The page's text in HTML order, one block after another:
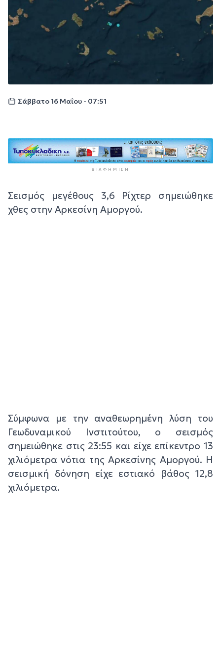
Σάββατο 16 Μαΐου - 07:51
ΔΙΑΦΉΜΙΣΗ
Σεισμός μεγέθους 3,6 Ρίχτερ σημειώθηκε
χθες στην Αρκεσίνη Αμοργού.
Σύμφωνα με την αναθεωρημένη λύση του
Γεωδυναμικού Ινστιτούτου, ο σεισμός
σημειώθηκε στις 23:55 και είχε επίκεντρο 13
χιλιόμετρα νότια της Αρκεσίνης Αμοργού. Η
σεισμική δόνηση είχε εστιακό βάθος 12,8
χιλιόμετρα.